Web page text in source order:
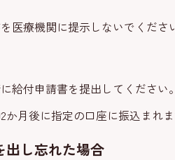
医療機関に提示しないでくださ
給付申請書を提出してください。
月後に指定の口座に振込まれま
出し忘れた場合